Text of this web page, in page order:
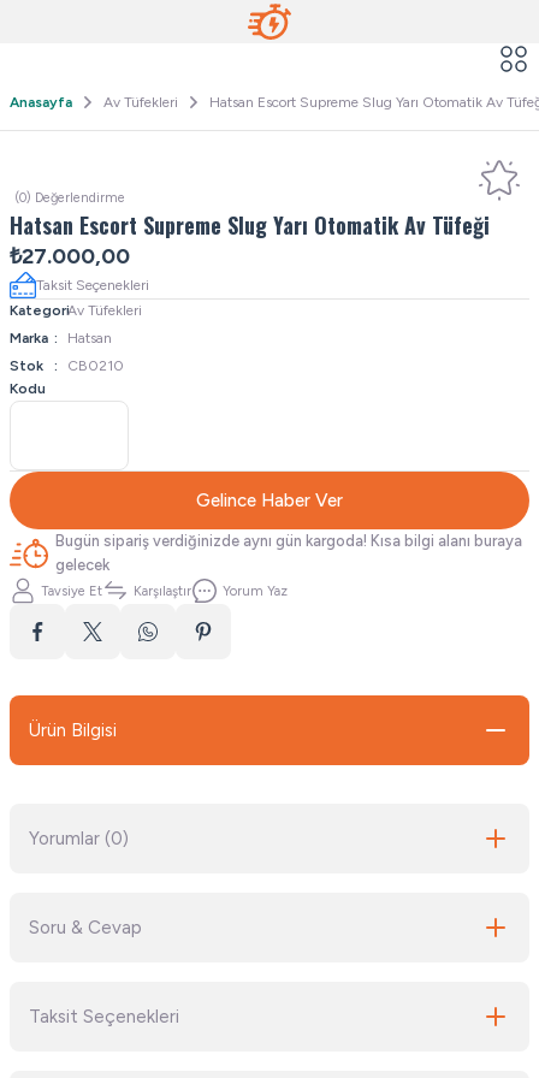
Anasayfa Av Tüfekleri Hatsan Escort Supreme Slug Yarı Otomatik Av
(0) Değerlendirme
Hatsan Escort Supreme Slug Yarı Otomatik Av Tüfeği
₺27.000,00
Taksit Seçenekleri
KategoriAv Tüfekleri
Marka
Hatsan
Stok
Kodu
CB0210
Gelince Haber Ver
Bugün sipariş verdiğinizde aynı gün kargoda! Kısa bilgi alanı buraya
gelecek
Tavsiye Et Karşılaştır Yorum Yaz
Ürün Bilgisi
Yorumlar (0)
Soru & Cevap
Taksit Seçenekleri